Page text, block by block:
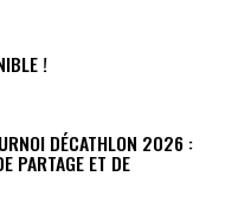
!
DÉCATHLON 2026 :
PARTAGE ET DE